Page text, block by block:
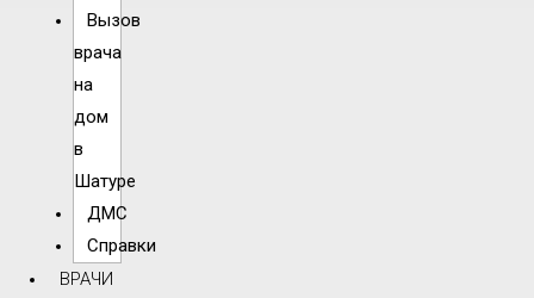
Вызов
врача
на
дом
в
Шатуре
ДМС
Справки
ВРАЧИ